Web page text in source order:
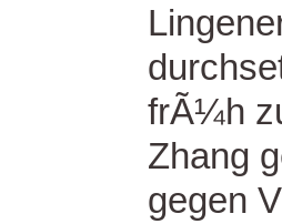
frÃ¼h
Zhang
gegen